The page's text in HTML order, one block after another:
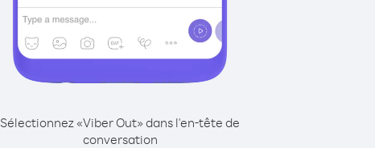
Sélectionnez «Viber Out» dans l'en-tête de
conversation